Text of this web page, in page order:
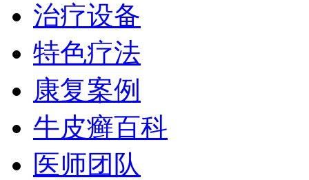
治疗设备
特色疗法
康复案例
牛皮癣百科
医师团队